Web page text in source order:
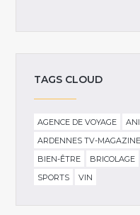
TAGS CLOUD
AGENCE DE VOYAGE
ARDENNES TV-MAGAZINE
BIEN-ÊTRE
BRICOLAGE
SPORTS
VIN